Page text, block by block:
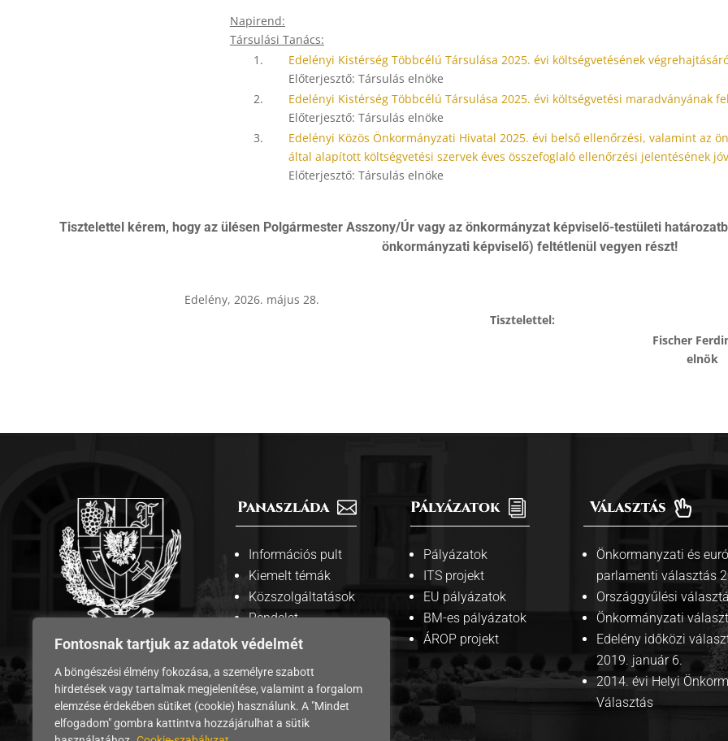
Fontosnak tartjuk az adatok védelmét
A böngészési élmény fokozása, a személyre szabott
hirdetések vagy tartalmak megjelenítése, valamint a forgalom
elemzése érdekében sütiket (cookie) használunk. A "Mindet
elfogadom" gombra kattintva hozzájárulhat a sütik
Napirend:
Társulási Tanács:
1.
Edelényi Kistérség Többcélú Társulása 2025. évi költségvetésének
Előterjesztő: Társulás elnöke
2.
Edelényi Kistérség Többcélú Társulása 2025. évi költségvetési maradványának
Előterjesztő: Társulás elnöke
3.
Edelényi Közös Önkormányzati Hivatal 2025. évi belső ellenőrzési, valamint az
által alapított költségvetési szervek éves összefoglaló ellenőrzési jelentésének
Előterjesztő: Társulás elnöke
Tisztelettel kérem, hogy az ülésen Polgármester Asszony/Úr vagy az önkormányzat képviselő-testületi
önkormányzati képviselő) feltétlenül vegyen részt!
Edelény, 2026. május 28.
Tisztelettel:
Fischer
elnök
üzemelteti
Edelény város
Önkormányzata

Panaszláda
Információs pult
Kiemelt témák
Közszolgáltatások
Rendelet
tervezetek
megosztás
i
Pályázatok
Pályázatok
ITS projekt
EU pályázatok
BM-es pályázatok
ÁROP projekt

Választás
Önkormanyzati és
parlamenti választás
Országgyűlési
Önkormányzati
Edelény időközi
2019. január 6.
2014. évi Helyi
Választás